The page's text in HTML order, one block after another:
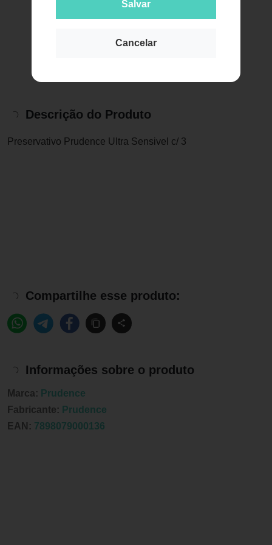
Salvar
Cancelar
Descrição do Produto
Preservativo Prudence Ultra Sensivel c/ 3
Compartilhe esse produto:
Informações sobre o produto
Marca: Prudence
Fabricante: Prudence
EAN: 7898079000136